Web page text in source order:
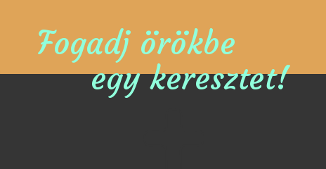
Fogadj örökbe
egy keresztet!